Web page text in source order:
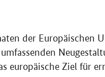
der Europäischen
europäische Ziel für